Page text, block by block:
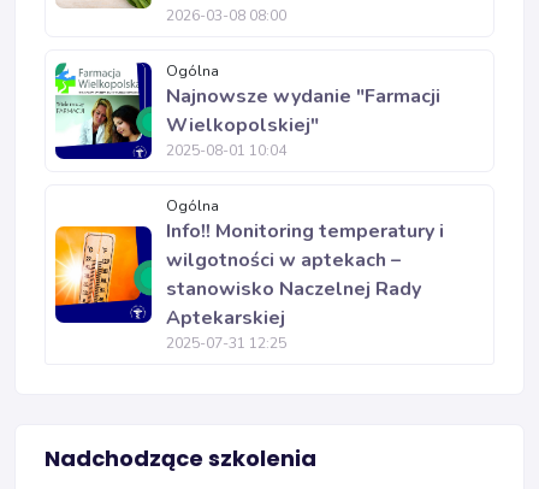
2026-03-08 08:00
Ogólna
Najnowsze wydanie "Farmacji
Wielkopolskiej"
2025-08-01 10:04
Ogólna
Info!! Monitoring temperatury i
wilgotności w aptekach –
stanowisko Naczelnej Rady
Aptekarskiej
2025-07-31 12:25
Nadchodzące szkolenia